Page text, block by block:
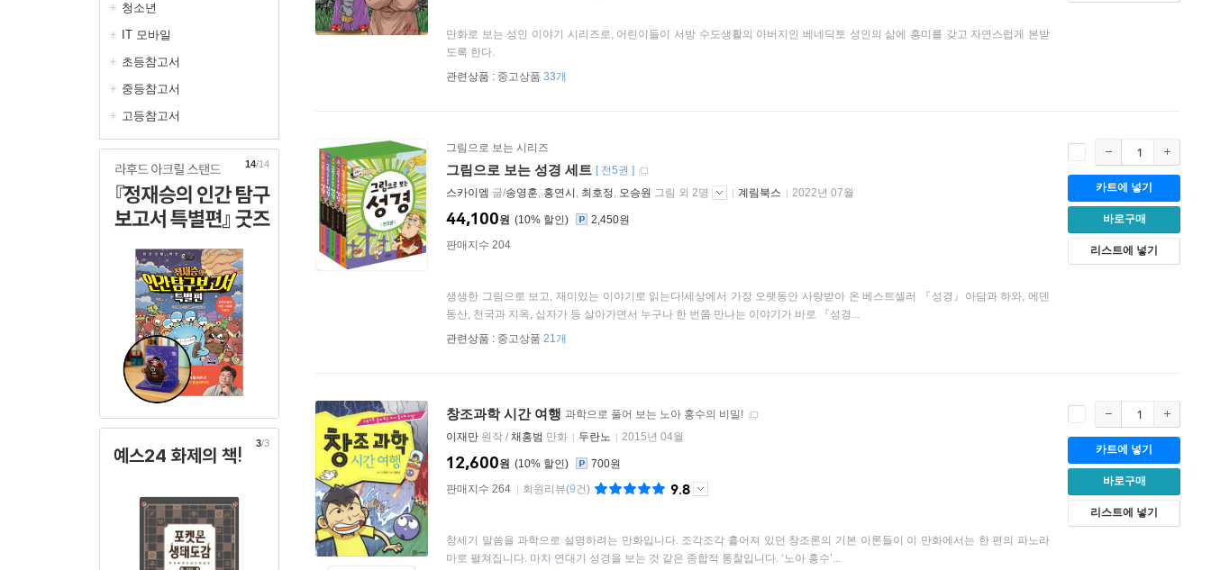
청소년
IT 모바일
초등참고서
중등참고서
고등참고서
1/14
예스24 화제의 책!
3/3
만화로 보는 성인 이야기 시리즈로, 어린이들이 서방 수도생활의 아버지인 베네딕토 성인의 삶에 흥미를 갖고 자연스럽게 본받
도록 한다.
관련상품 : 중고상품 33개
그림으로 보는 시리즈
그림으로 보는 성경 세트 [ 전5권 ]
스카이엠 글/송영훈, 홍연시 , 최호정, 오승원 그림 외 2명 계림북스 2022년 07월
10%
44,100원
2,450원
판매지수 204
생생한 그림으로 보고, 재미있는 이야기로 읽는다!세상에서 가장 오랫동안 사랑받아 온 베스트셀러 『성경』아담과 하와, 에덴
동산, 천국과 지옥, 십자가 등 살아가면서 누구나 한 번쯤 만나는 이야기가 바로 『성경...
관련상품 : 중고상품 21개
카트에 넣기
바로구매
리스트에 넣기
창조과학 시간 여행 과학으로 풀어 보는 노아 홍수의 비밀!
이재만 원작 / 채홍범 만화 두란노 2015년 04월
10%
12,600원
700원
판매지수 264
회원리뷰(9건) 9.8
창세기 말씀을 과학으로 설명하려는 만화입니다. 조각조각 흩어져 있던 창조론의 기본 이론들이 이 만화에서는 한 편의 파노라
마로 펼쳐집니다. 마치 연대기 성경을 보는 것 같은 종합적 통찰입니다. ‘노아 홍수’...
카트에 넣기
바로구매
리스트에 넣기